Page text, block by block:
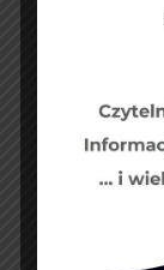
dopisz do